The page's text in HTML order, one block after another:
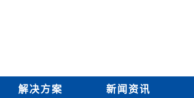
解决方案 新闻资讯